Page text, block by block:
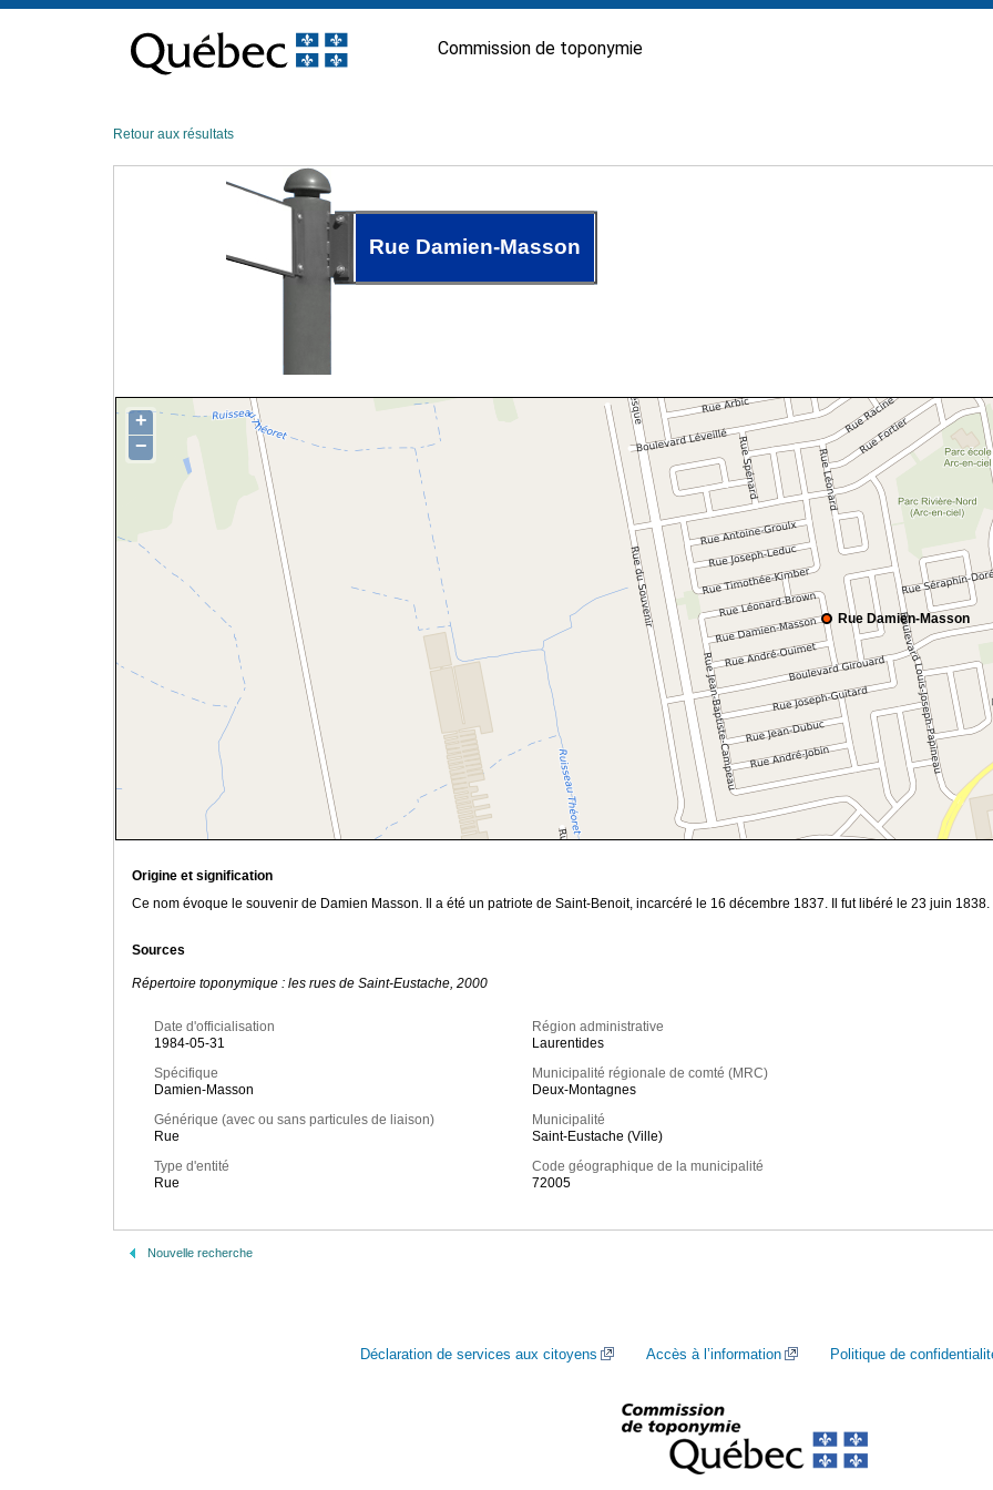
contenu
Commission de toponymie
Retour aux résultats
Rue Damien-Masson
Rue Damien-Masson
+
−
Origine et signification
Ce nom évoque le souvenir de Damien Masson. Il a été un patriote de Saint-Benoit, incarcéré le 16 décembre 1837. Il fut libéré le 23 juin 1838.
Sources
Répertoire toponymique : les rues de Saint-Eustache, 2000
Date d'officialisation
1984-05-31
Spécifique
Damien-Masson
Générique (avec ou sans particules de liaison)
Rue
Type d'entité
Rue
Région administrative
Laurentides
Municipalité régionale de comté (MRC)
Deux-Montagnes
Municipalité
Saint-Eustache (Ville)
Code géographique de la municipalité
72005
Nouvelle recherche
Déclaration de services aux citoyens Accès à l’information Politique de